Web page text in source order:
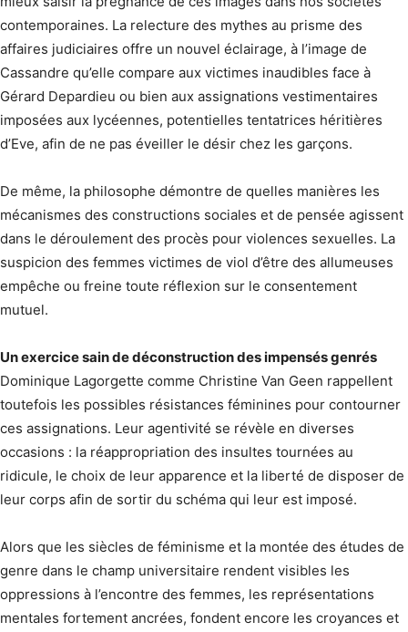
contemporaines. La relecture des mythes au prisme des
affaires judiciaires offre un nouvel éclairage, à l’image de
Cassandre qu’elle compare aux victimes inaudibles face à
Gérard Depardieu ou bien aux assignations vestimentaires
imposées aux lycéennes, potentielles tentatrices héritières
d’Eve, afin de ne pas éveiller le désir chez les garçons.
De même, la philosophe démontre de quelles manières les
mécanismes des constructions sociales et de pensée agissent
dans le déroulement des procès pour violences sexuelles. La
suspicion des femmes victimes de viol d’être des allumeuses
empêche ou freine toute réflexion sur le consentement
mutuel.
Un exercice sain de déconstruction des impensés genrés
Dominique Lagorgette comme Christine Van Geen rappellent
toutefois les possibles résistances féminines pour contourner
ces assignations. Leur agentivité se révèle en diverses
occasions : la réappropriation des insultes tournées au
ridicule, le choix de leur apparence et la liberté de disposer de
leur corps afin de sortir du schéma qui leur est imposé.
Alors que les siècles de féminisme et la montée des études de
genre dans le champ universitaire rendent visibles les
oppressions à l’encontre des femmes, les représentations
mentales fortement ancrées, fondent encore les croyances et